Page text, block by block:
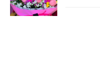
/
DETALLES